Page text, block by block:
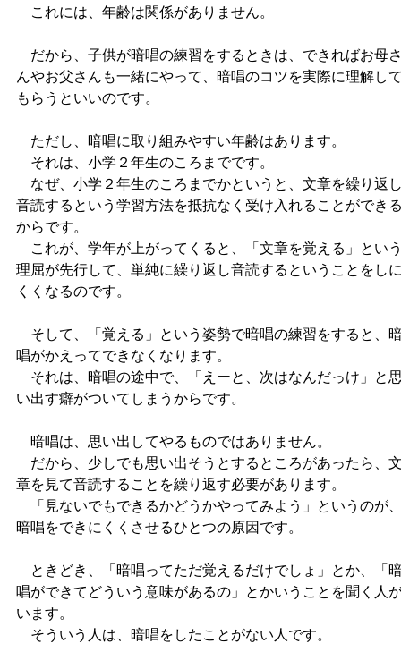
これには、年齢は関係がありません。
だから、子供が暗唱の練習をするときは、できればお母
んやお父さんも一緒にやって、暗唱のコツを実際に理解し
もらうといいのです。
ただし、暗唱に取り組みやすい年齢はあります。
それは、小学２年生のころまでです。
なぜ、小学２年生のころまでかというと、文章を繰り返
音読するという学習方法を抵抗なく受け入れることができ
からです。
これが、学年が上がってくると、「文章を覚える」とい
理屈が先行して、単純に繰り返し音読するということをし
くくなるのです。
そして、「覚える」という姿勢で暗唱の練習をすると、
唱がかえってできなくなります。
それは、暗唱の途中で、「えーと、次はなんだっけ」と
い出す癖がついてしまうからです。
暗唱は、思い出してやるものではありません。
だから、少しでも思い出そうとするところがあったら、
章を見て音読することを繰り返す必要があります。
「見ないでもできるかどうかやってみよう」というのが
暗唱をできにくくさせるひとつの原因です。
ときどき、「暗唱ってただ覚えるだけでしょ」とか、「
唱ができてどういう意味があるの」とかいうことを聞く人
います。
そういう人は、暗唱をしたことがない人です。